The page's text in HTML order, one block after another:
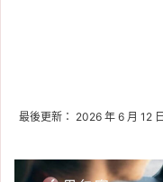
最後更新： 2026 年 6 月 12 日